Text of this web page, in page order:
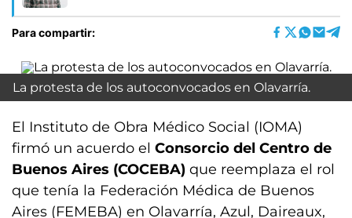
Para compartir:
La protesta de los autoconvocados en Olavarría.
El Instituto de Obra Médico Social (IOMA)
firmó un acuerdo el Consorcio del Centro de
Buenos Aires (COCEBA) que reemplaza el rol
que tenía la Federación Médica de Buenos
Aires (FEMEBA) en Olavarría, Azul, Daireaux,